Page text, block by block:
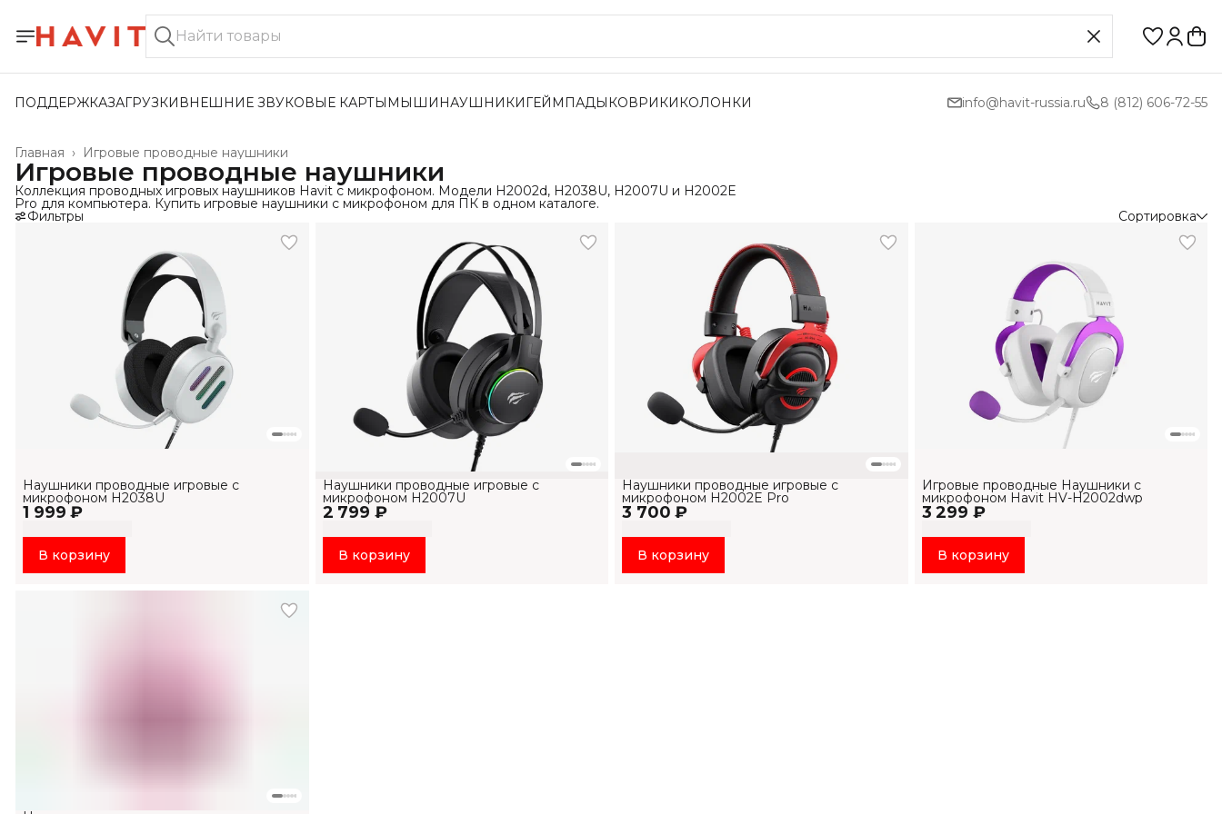
ПОДДЕРЖКАЗАГРУЗКИ ВНЕШНИЕ ЗВУКОВЫЕ КАРТЫ МЫШИ НАУШНИКИ ГЕЙМПАДЫ КОВРИКИ КОЛОНКИ info@havit-russia.ru 8 (812) 606-72-55
Игровые проводные наушники
Главная ›
Игровые проводные наушники
Коллекция проводных игровых наушников Havit с микрофоном. Модели H2002d, H2038U, H2007U и H2002E
Pro для компьютера. Купить игровые наушники с микрофоном для ПК в одном каталоге.
Фильтры Сортировка
1 999 ₽
Наушники проводные игровые с
микрофоном H2038U
В корзину
2 799 ₽
Наушники проводные игровые с
микрофоном H2007U
В корзину
3 700 ₽
Наушники проводные игровые с
микрофоном H2002E Pro
В корзину
3 299 ₽
Игровые проводные Наушники с
микрофоном Havit HV-H2002dwp
В корзину